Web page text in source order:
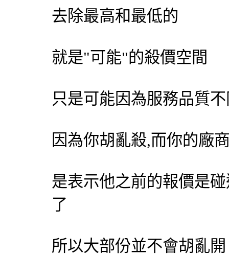
去除最高和最低的
就是"可能"的殺價空間
只是可能因為服務品質
因為你胡亂殺,而你的廠
是表示他之前的報價是
了
所以大部份並不會胡亂開